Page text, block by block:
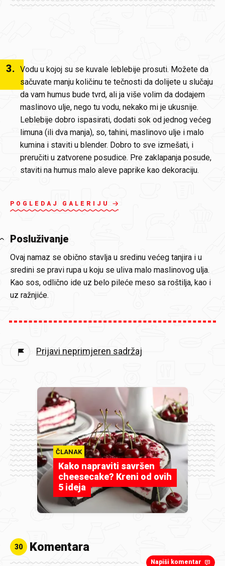
3. Vodu u kojoj su se kuvale leblebije prosuti. Možete da
sačuvate manju količinu te tečnosti da dolijete u slučaju
da vam humus bude tvrd, ali ja više volim da dodajem
maslinovo ulje, nego tu vodu, nekako mi je ukusnije.
Leblebije dobro ispasirati, dodati sok od jednog većeg
limuna (ili dva manja), so, tahini, maslinovo ulje i malo
kumina i staviti u blender. Dobro to sve izmešati, i
preručiti u zatvorene posudice. Pre zaklapanja posude,
staviti na humus malo aleve paprike kao dekoraciju.
POGLEDAJ GALERIJU
Posluživanje
Ovaj namaz se obično stavlja u sredinu većeg tanjira i u
sredini se pravi rupa u koju se uliva malo maslinovog ulja.
Kao sos, odlično ide uz belo pileće meso sa roštilja, kao i
uz ražnjiće.
Prijavi neprimjeren sadržaj
ČLANAK
Kako napraviti savršen
cheesecake? Kreni od ovih
5 ideja
30 Komentara
Napiši komentar